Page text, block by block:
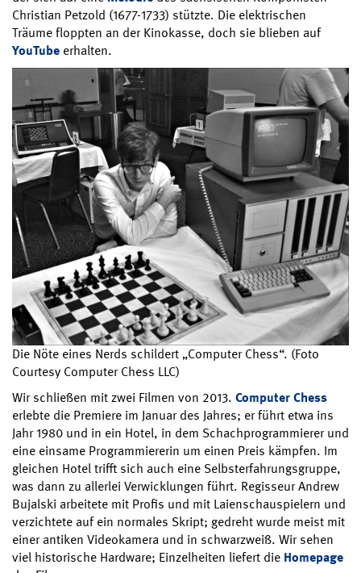
Christian Petzold (1677-1733) stützte. Die elektrischen
Träume floppten an der Kinokasse, doch sie blieben auf
YouTube erhalten.
Die Nöte eines Nerds schildert „Computer Chess“. (Foto
Courtesy Computer Chess LLC)
Wir schließen mit zwei Filmen von 2013. Computer Chess
erlebte die Premiere im Januar des Jahres; er führt etwa ins
Jahr 1980 und in ein Hotel, in dem Schachprogrammierer und
eine einsame Programmiererin um einen Preis kämpfen. Im
gleichen Hotel trifft sich auch eine Selbsterfahrungsgruppe,
was dann zu allerlei Verwicklungen führt. Regisseur Andrew
Bujalski arbeitete mit Profis und mit Laienschauspielern und
verzichtete auf ein normales Skript; gedreht wurde meist mit
einer antiken Videokamera und in schwarzweiß. Wir sehen
viel historische Hardware; Einzelheiten liefert die Homepage